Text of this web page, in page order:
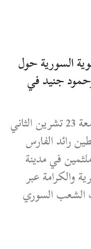
السورية حول
جنيد في
تلقى المجتمع السوري يوم الجمعة 23 تشرين الثاني
رائد الفارس
في مدينة
والكرامة عبر
الشعب السوري